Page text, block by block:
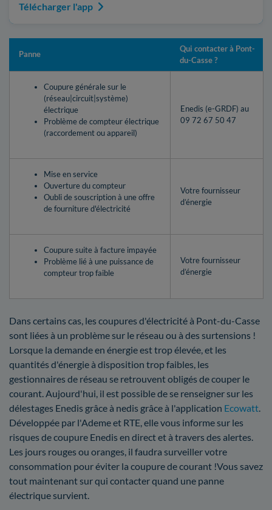
Télécharger l'app
Panne
Qui contacter à Pont-
du-Casse ?
Coupure générale sur le
(réseau|circuit|système)
électrique
Problème de compteur électrique
(raccordement ou appareil)
Enedis (e-GRDF) au
09 72 67 50 47
Mise en service
Ouverture du compteur
Oubli de souscription à une offre
de fourniture d'électricité
Votre fournisseur
d’énergie
Coupure suite à facture impayée
Problème lié à une puissance de
compteur trop faible
Votre fournisseur
d’énergie
Dans certains cas, les coupures d'électricité à Pont-du-Casse
sont liées à un problème sur le réseau ou à des surtensions !
Lorsque la demande en énergie est trop élevée, et les
quantités d'énergie à disposition trop faibles, les
gestionnaires de réseau se retrouvent obligés de couper le
courant. Aujourd'hui, il est possible de se renseigner sur les
délestages Enedis grâce à nedis grâce à l'application Ecowatt.
Développée par l'Ademe et RTE, elle vous informe sur les
risques de coupure Enedis en direct et à travers des alertes.
Les jours rouges ou oranges, il faudra surveiller votre
consommation pour éviter la coupure de courant !Vous savez
tout maintenant sur qui contacter quand une panne
électrique survient.